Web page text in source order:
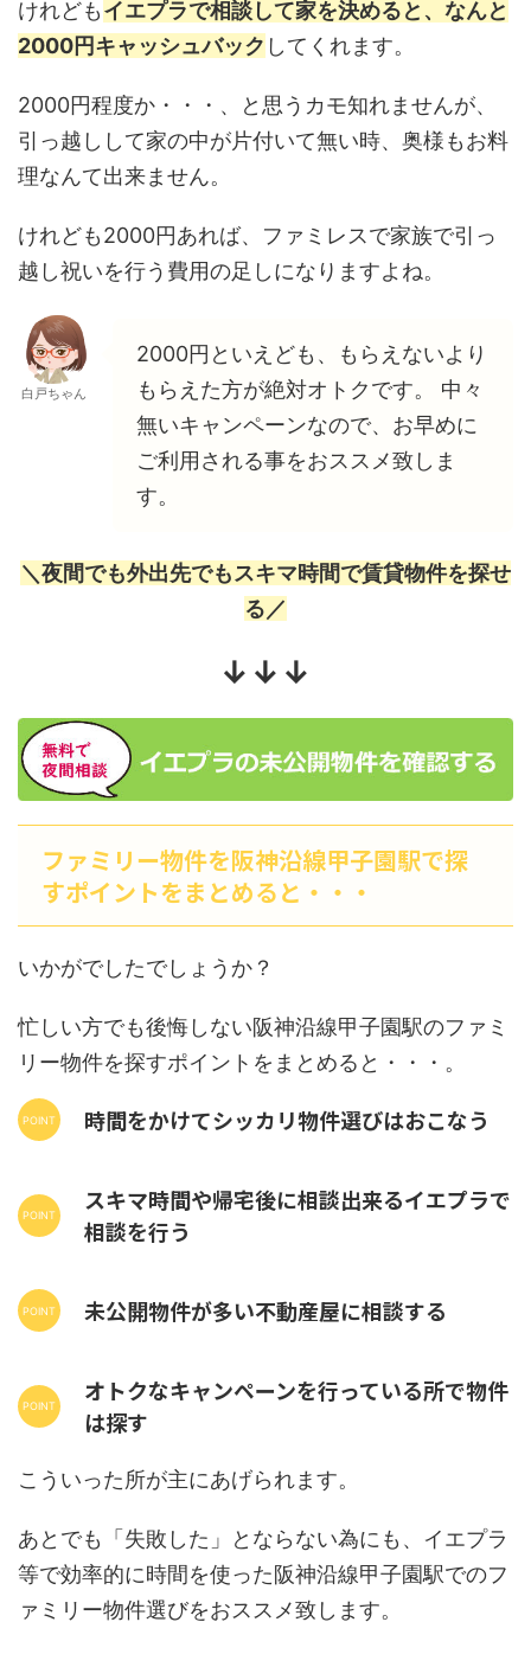
けれどもイエプラで相談して家を決めると、なんと
2000円キャッシュバック してくれます。
2000円程度か・・・、と思うカモ知れませんが、
引っ越しして家の中が片付いて無い時、奥様もお料
理なんて出来ません。
けれども2000円あれば、ファミレスで家族で引っ
越し祝いを行う費用の足しになりますよね。
白戸ちゃん
2000円といえども、もらえないより
もらえた方が絶対オトクです。 中々
無いキャンペーンなので、お早めに
ご利用される事をおススメ致しま
す。
＼夜間でも外出先でもスキマ時間で賃貸物件を探せ
る／
↓↓↓
ファミリー物件を阪神沿線甲子園駅で探
すポイントをまとめると・・・
いかがでしたでしょうか？
忙しい方でも後悔しない阪神沿線甲子園駅のファミ
リー物件を探すポイントをまとめると・・・。
時間をかけてシッカリ物件選びはおこなう
スキマ時間や帰宅後に相談出来るイエプラで
相談を行う
未公開物件が多い不動産屋に相談する
オトクなキャンペーンを行っている所で物件
は探す
こういった所が主にあげられます。
あとでも「失敗した」とならない為にも、イエプラ
等で効率的に時間を使った阪神沿線甲子園駅でのフ
ァミリー物件選びをおススメ致します。